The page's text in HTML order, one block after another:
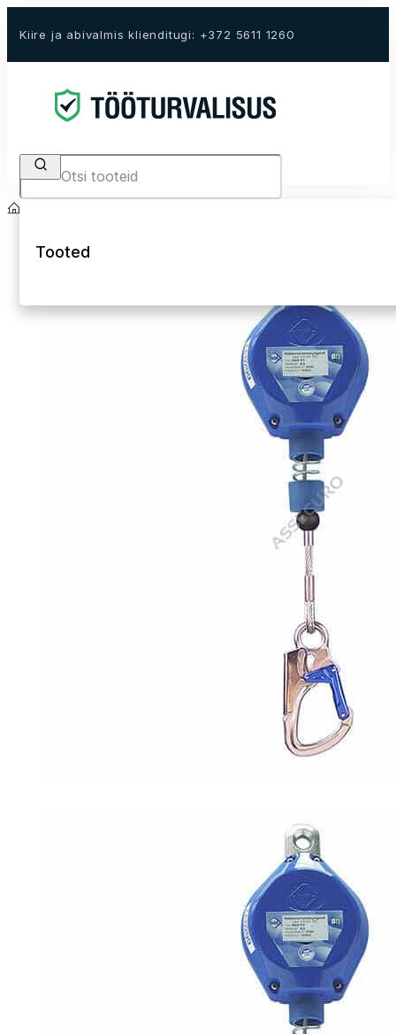
Kiire ja abivalmis klienditugi: +372 5611 1260
Search
Tooted
Avaleht